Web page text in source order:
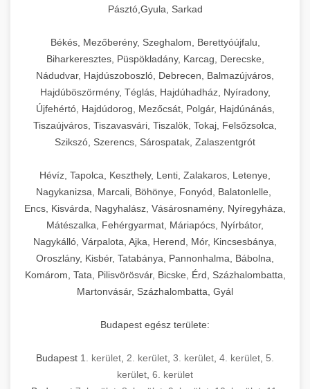
kereskedelmi konyhai megoldások
Pásztó,Gyula, Sarkad
Békés, Mezőberény, Szeghalom, Berettyóújfalu,
Biharkeresztes, Püspökladány, Karcag, Derecske,
Nádudvar, Hajdúszoboszló, Debrecen, Balmazújváros,
Hajdúböszörmény, Téglás, Hajdúhadház, Nyíradony,
Újfehértó, Hajdúdorog, Mezőcsát, Polgár, Hajdúnánás,
Tiszaújváros, Tiszavasvári, Tiszalök, Tokaj, Felsőzsolca,
Szikszó, Szerencs, Sárospatak, Zalaszentgrót
Hévíz, Tapolca, Keszthely, Lenti, Zalakaros, Letenye,
Nagykanizsa, Marcali, Böhönye, Fonyód, Balatonlelle,
Encs, Kisvárda, Nagyhalász, Vásárosnamény, Nyíregyháza,
Mátészalka, Fehérgyarmat, Máriapócs, Nyírbátor,
Nagykálló, Várpalota, Ajka, Herend, Mór, Kincsesbánya,
Oroszlány, Kisbér, Tatabánya, Pannonhalma, Bábolna,
Komárom, Tata, Pilisvörösvár, Bicske, Érd, Százhalombatta,
Martonvásár, Százhalombatta, Gyál
Budapest egész területe:
Budapest 1. kerület 2. kerület 3. kerület 4. kerület 5.
kerület 6. kerület